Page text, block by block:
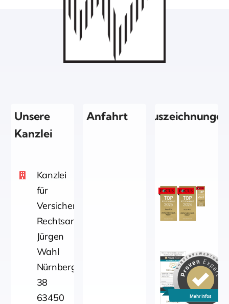
Unsere
Kanzlei
Kanzlei
für
Versicherungsrecht
Rechtsanwalt
Jürgen
Wahl
Nürnbergerstraße
38
63450
Anfahrt Auszeichnungen
Mehr Infos